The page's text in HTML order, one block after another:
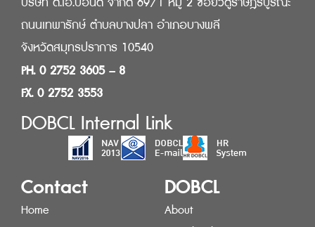
ถนนเทพารักษ์ ตำบลบางปลา อำเภอบางพลี
จังหวัดสมุทรปราการ 10540
PH. 0 2752 3605 – 8
FX. 0 2752 3553
DOBCL Internal Link
Contact
Home
DOBCL
About